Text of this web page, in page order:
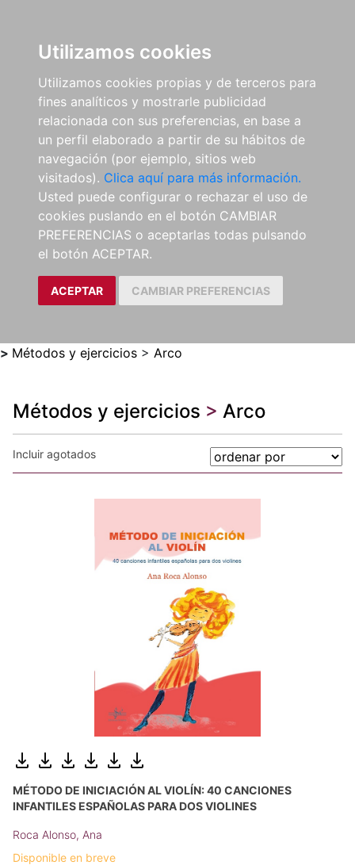
Utilizamos cookies
Utilizamos cookies propias y de terceros para
fines analíticos y mostrarle publicidad
relacionada con sus preferencias, en base a
un perfil elaborado a partir de su hábitos de
navegación (por ejemplo, sitios web
visitados). Clica aquí para más información.
Usted puede configurar o rechazar el uso de
cookies puslando en el botón CAMBIAR
PREFERENCIAS o aceptarlas todas pulsando
el botón ACEPTAR.
ACEPTAR CAMBIAR PREFERENCIAS
> Métodos y ejercicios > Arco
Métodos y ejercicios > Arco
Incluir agotados
MÉTODO DE INICIACIÓN AL VIOLÍN: 40 CANCIONES
INFANTILES ESPAÑOLAS PARA DOS VIOLINES
Roca Alonso, Ana
Disponible en breve